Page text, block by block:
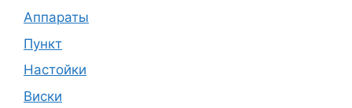
Аппараты
Пункт
Настойки
Виски